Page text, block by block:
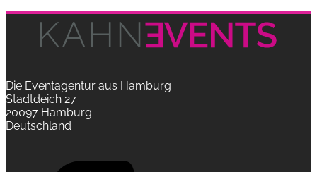
Die Eventagentur aus Hamburg
Stadtdeich 27
20097 Hamburg
Deutschland